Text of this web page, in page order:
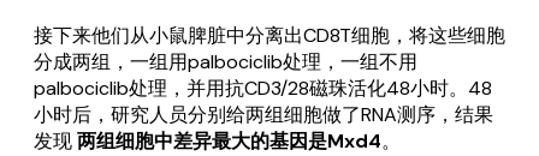
接下来他们从小鼠脾脏中分离出CD8T细胞，将这些细胞
分成两组，一组用palbociclib处理，一组不用
palbociclib处理，并用抗CD3/28磁珠活化48小时。48
小时后，研究人员分别给两组细胞做了RNA测序，结果
发现两组细胞中差异最大的基因是Mxd4。